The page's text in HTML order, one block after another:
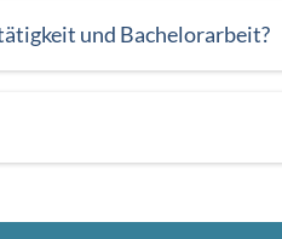
und Bachelorarbeit?